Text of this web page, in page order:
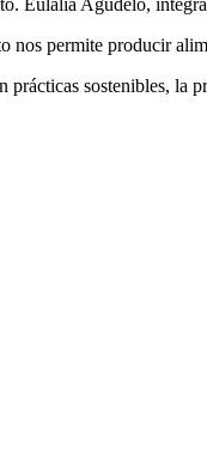
permite producir
sostenibles,